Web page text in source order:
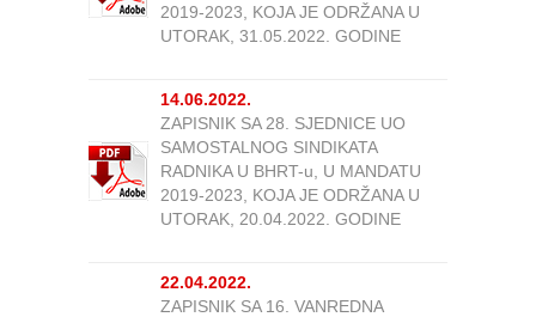
2019-2023, KOJA JE ODRŽANA U
UTORAK, 31.05.2022. GODINE
14.06.2022.
ZAPISNIK SA 28. SJEDNICE UO
SAMOSTALNOG SINDIKATA
RADNIKA U BHRT-u, U MANDATU
2019-2023, KOJA JE ODRŽANA U
UTORAK, 20.04.2022. GODINE
22.04.2022.
ZAPISNIK SA 16. VANREDNA